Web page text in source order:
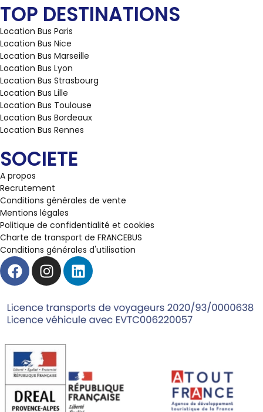
TOP DESTINATIONS
Location Bus Paris
Location Bus Nice
Location Bus Marseille
Location Bus Lyon
Location Bus Strasbourg
Location Bus Lille
Location Bus Toulouse
Location Bus Bordeaux
Location Bus Rennes
SOCIETE
A propos
Recrutement
Conditions générales de vente
Mentions légales
Politique de confidentialité et cookies
Charte de transport de FRANCEBUS
Conditions générales d'utilisation